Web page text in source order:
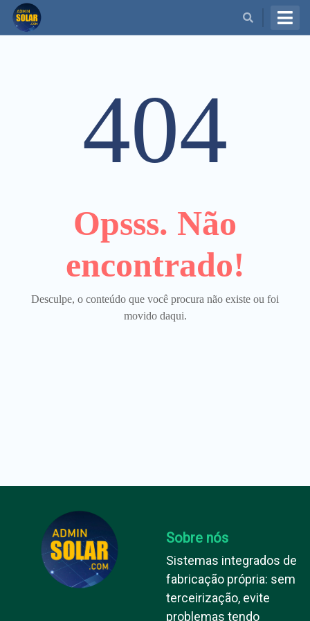
404
Opsss. Não
encontrado!
Desculpe, o conteúdo que você procura não existe ou foi
movido daqui.
Sobre nós
Sistemas integrados de
fabricação própria: sem
terceirização, evite
problemas tendo